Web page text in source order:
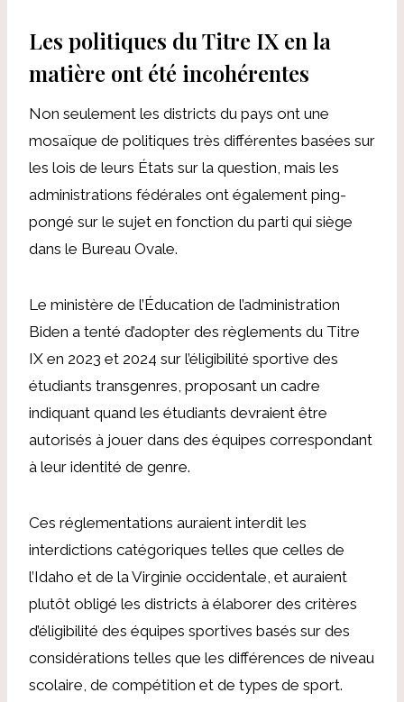
Les politiques du Titre IX en la
matière ont été incohérentes
Non seulement les districts du pays ont une
mosaïque de politiques très différentes basées sur
les lois de leurs États sur la question, mais les
administrations fédérales ont également ping-
pongé sur le sujet en fonction du parti qui siège
dans le Bureau Ovale.
Le ministère de l’Éducation de l’administration
Biden a tenté d’adopter des règlements du Titre
IX en 2023 et 2024 sur l’éligibilité sportive des
étudiants transgenres, proposant un cadre
indiquant quand les étudiants devraient être
autorisés à jouer dans des équipes correspondant
à leur identité de genre.
Ces réglementations auraient interdit les
interdictions catégoriques telles que celles de
l’Idaho et de la Virginie occidentale, et auraient
plutôt obligé les districts à élaborer des critères
d’éligibilité des équipes sportives basés sur des
considérations telles que les différences de niveau
scolaire, de compétition et de types de sport.